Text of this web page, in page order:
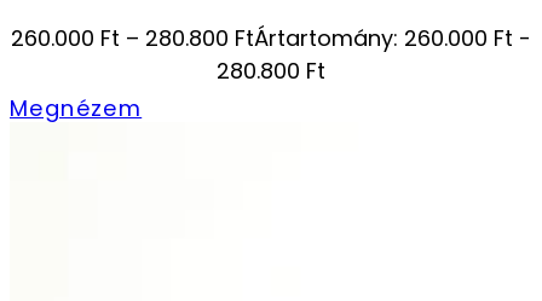
260.000 Ft – 280.800 FtÁrtartomány: 260.000 Ft -
280.800 Ft
Megnézem